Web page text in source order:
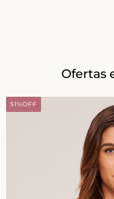
Ofertas
51%OFF